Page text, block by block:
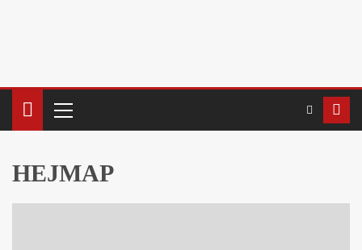
НЕЈМАР